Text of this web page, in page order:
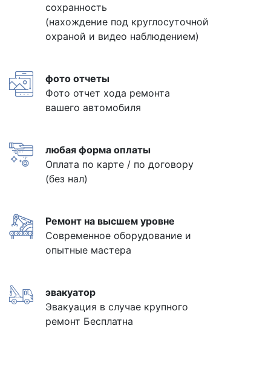
сохранность
(нахождение под круглосуточной
охраной и видео наблюдением)
фото отчеты
Фото отчет хода ремонта
вашего автомобиля
любая форма оплаты
Оплата по карте / по договору
(без нал)
Ремонт на высшем уровне
Современное оборудование и
опытные мастера
эвакуатор
Эвакуация в случае крупного
ремонт Бесплатна